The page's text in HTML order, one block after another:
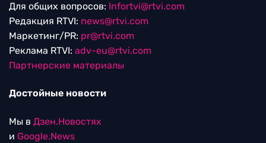
Для общих вопросов: Infortvi@rtvi.com
Редакция RTVI: news@rtvi.com
Маркетинг/PR: pr@rtvi.com
Реклама RTVI: adv-eu@rtvi.com
Партнерские материалы
Достойные новости
Мы в Дзен.Новостях
и Google.News